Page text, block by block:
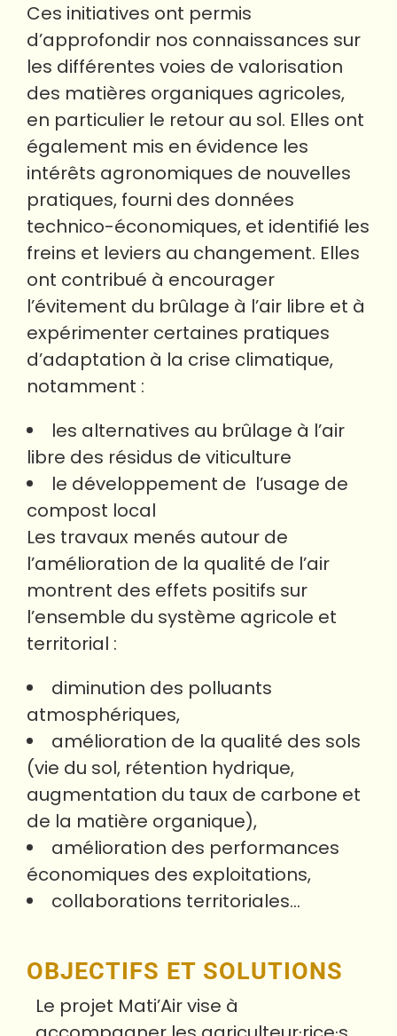
Ces initiatives ont permis
d’approfondir nos connaissances sur
les différentes voies de valorisation
des matières organiques agricoles,
en particulier le retour au sol. Elles ont
également mis en évidence les
intérêts agronomiques de nouvelles
pratiques, fourni des données
technico-économiques, et identifié les
freins et leviers au changement. Elles
ont contribué à encourager
l’évitement du brûlage à l’air libre et à
expérimenter certaines pratiques
d’adaptation à la crise climatique,
notamment :
les alternatives au brûlage à l’air
libre des résidus de viticulture
le développement de l’usage de
compost local
Les travaux menés autour de
l’amélioration de la qualité de l’air
montrent des effets positifs sur
l’ensemble du système agricole et
territorial :
diminution des polluants
atmosphériques,
amélioration de la qualité des sols
(vie du sol, rétention hydrique,
augmentation du taux de carbone et
de la matière organique),
amélioration des performances
économiques des exploitations,
collaborations territoriales…
OBJECTIFS ET SOLUTIONS
Le projet Mati’Air vise à